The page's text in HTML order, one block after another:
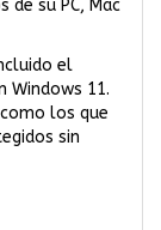
de su PC, Mac
el
11.
los que
sin